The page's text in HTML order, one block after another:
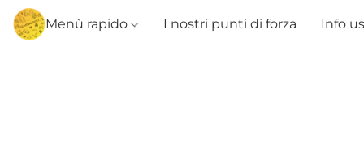
Menù rapido I nostri punti di forza Info